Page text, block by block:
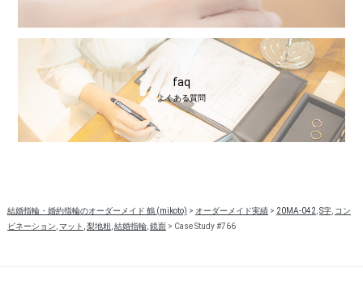
faq
よくある質問
結婚指輪・婚約指輪のオーダーメイド 鶴 (mikoto) > オーダーメイド実績> 20MA-042,S字, コン
ビネーション,マット ,梨地粗 ,結婚指輪,鏡面 > Case Study #766